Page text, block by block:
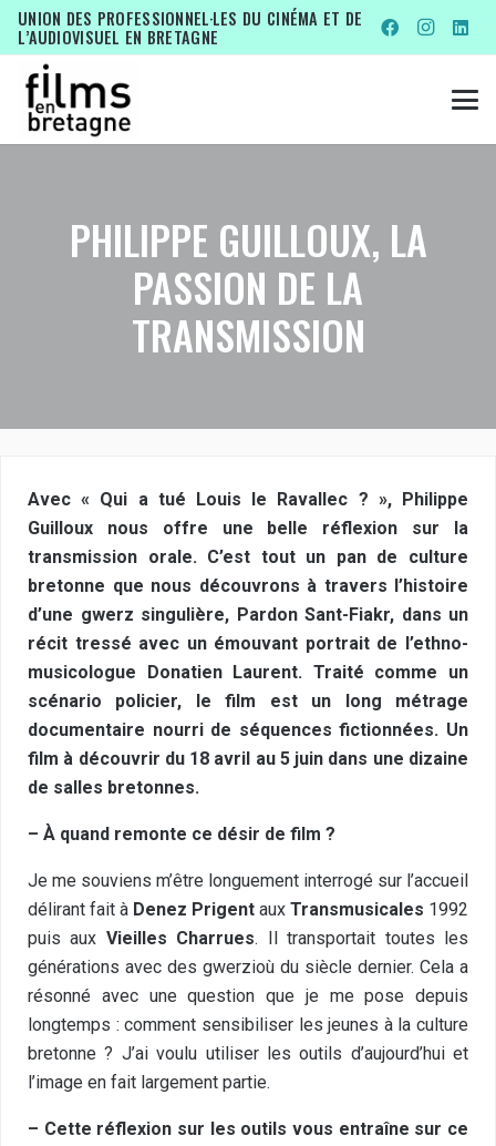
UNION DES PROFESSIONNEL·LES DU CINÉMA ET DE
L’AUDIOVISUEL EN BRETAGNE
PHILIPPE GUILLOUX, LA
PASSION DE LA
TRANSMISSION
Avec « Qui a tué Louis le Ravallec ? », Philippe
Guilloux nous offre une belle réflexion sur la
transmission orale. C’est tout un pan de culture
bretonne que nous découvrons à travers l’histoire
d’une gwerz singulière, Pardon Sant-Fiakr, dans un
récit tressé avec un émouvant portrait de l’ethno-
musicologue Donatien Laurent. Traité comme un
scénario policier, le film est un long métrage
documentaire nourri de séquences fictionnées. Un
film à découvrir du 18 avril au 5 juin dans une dizaine
de salles bretonnes.
– À quand remonte ce désir de film ?
Je me souviens m’être longuement interrogé sur l’accueil
délirant fait à Denez Prigent aux Transmusicales 1992
puis aux Vieilles Charrues. Il transportait toutes les
générations avec des gwerzioù du siècle dernier. Cela a
résonné avec une question que je me pose depuis
longtemps : comment sensibiliser les jeunes à la culture
bretonne ? J’ai voulu utiliser les outils d’aujourd’hui et
l’image en fait largement partie.
– Cette réflexion sur les outils vous entraîne sur ce